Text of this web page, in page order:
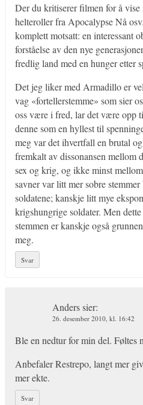
Der du kritiserer filmen for å vise
helteroller fra Apocalypse Nå
komplett motsatt: en interessant
forståelse av den nye
fredlig land med en hunger etter
Det jeg liker med Armadillo er
vag «fortellerstemme» som sier
oss være i fred, lar det være opp
denne som en hyllest til
meg var det ihvertfall en brutal
fremkalt av dissonansen mellom
sex og krig, og ikke minst
savner var litt mer sobre
soldatene; kanskje litt mye
krigshungrige soldater. Men
stemmen er kanskje også
meg.
Svar
Anderssier:
26. desember 2010, kl. 16:42
Ble en nedtur for min del. Føltes
Anbefaler Restrepo, langt mer
mer ekte.
Svar